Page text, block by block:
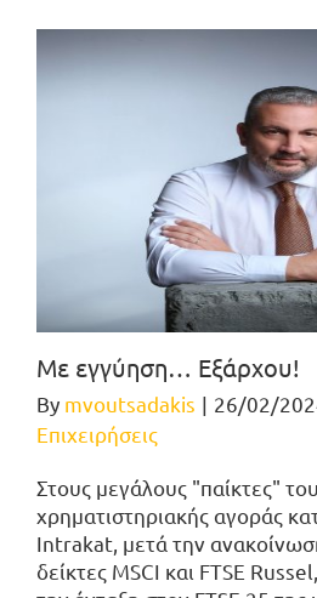
Με εγγύηση… Εξάρχου!
By mvoutsadakis | 26/02/
Επιχειρήσεις
Στους μεγάλους "παίκτες" του
χρηματιστηριακής αγοράς
Intrakat, μετά την
δείκτες MSCI και FTSE